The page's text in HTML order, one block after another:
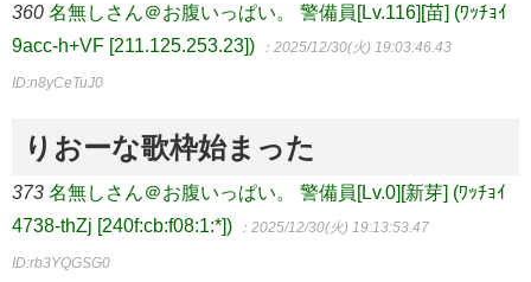
360 名無しさん＠お腹いっぱい。 警備員[Lv.116][苗] (ﾜｯﾁｮｲ
9acc-h+VF [211.125.253.23])
：2025/12/30(火) 19:03:46.43
ID:n8yCeTuJ0
りおーな歌枠始まった
373 名無しさん＠お腹いっぱい。 警備員[Lv.0][新芽] (ﾜｯﾁｮｲ
4738-thZj [240f:cb:f08:1:*])
：2025/12/30(火) 19:13:53.47
ID:rb3YQGSG0